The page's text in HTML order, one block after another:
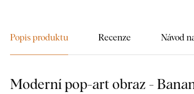
Popis produktu Recenze Návod
Moderní pop-art obraz -